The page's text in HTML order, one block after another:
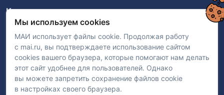
Контакты
Отдел по связям с общественностью: тел.
почта:ads@mai.ru
Адрес:Волоколамское шоссе, д. 4, г. Москва, 125993
R
Мы используем cookies
МАИ использует файлы cookie. Продолжая работу
с mai.ru, вы подтверждаете использование сайтом
cookies вашего браузера, которые помогают нам делать
этот сайт удобнее для пользователей. Однако
вы можете запретить сохранение файлов cookie
в настройках своего браузера.